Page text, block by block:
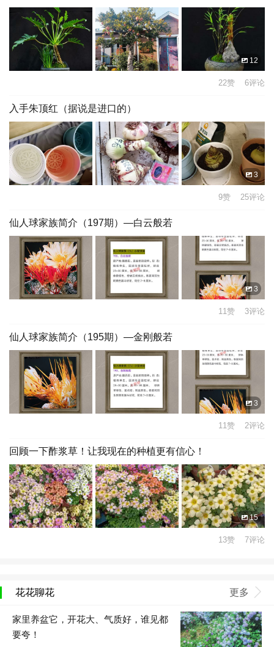
12
22赞 6评论
入手朱顶红（据说是进口的）
3
9赞 25评论
仙人球家族简介（197期）—白云般若
3
11赞 3评论
仙人球家族简介（195期）—金刚般若
3
11赞 2评论
回顾一下酢浆草！让我现在的种植更有信心！
15
13赞 7评论
花花聊花 更多
家里养盆它，开花大、气质好，谁见都
要夸！